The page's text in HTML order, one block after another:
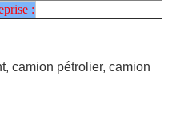
:
camion pétrolier, camion